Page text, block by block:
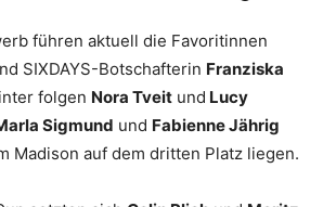
führen aktuell die Favoritinnen
SIXDAYS-Botschafterin Franziska
folgen Nora Tveit und Lucy
Sigmund und Fabienne Jährig
Madison auf dem dritten Platz liegen.